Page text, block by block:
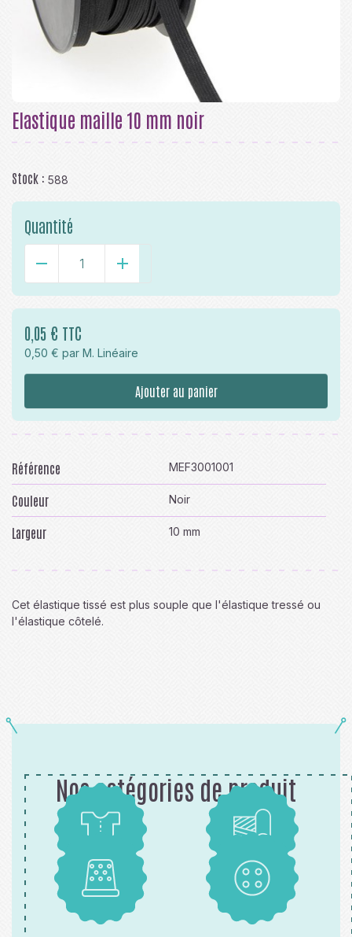
Elastique maille 10 mm noir
Stock : 588
Quantité
- +
0,05 € TTC
0,50 € par M. Linéaire
Ajouter au panier
Référence MEF3001001
Couleur Noir
Largeur 10 mm
Cet élastique tissé est plus souple que l'élastique tressé ou
l'élastique côtelé.
Nos catégories de produit
Patrons Tissus
Mercerie Boutons